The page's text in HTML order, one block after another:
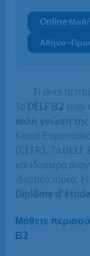
Online
Αθήνα-
Τί είναι τα
Το DELF Β2
καλή γνώση
Κοινό
(CEFR). Το
και ιδιαίτερα
ιδιωτικό τομέα.
Diplôme
Μάθετε
Β2